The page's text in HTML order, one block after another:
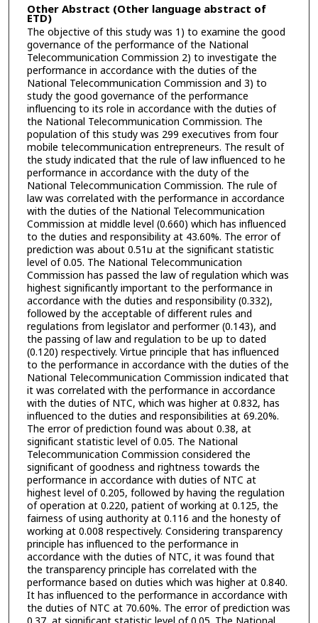
Other Abstract (Other language abstract of
ETD)
The objective of this study was 1) to examine the good
governance of the performance of the National
Telecommunication Commission 2) to investigate the
performance in accordance with the duties of the
National Telecommunication Commission and 3) to
study the good governance of the performance
influencing to its role in accordance with the duties of
the National Telecommunication Commission. The
population of this study was 299 executives from four
mobile telecommunication entrepreneurs. The result of
the study indicated that the rule of law influenced to he
performance in accordance with the duty of the
National Telecommunication Commission. The rule of
law was correlated with the performance in accordance
with the duties of the National Telecommunication
Commission at middle level (0.660) which has influenced
to the duties and responsibility at 43.60%. The error of
prediction was about 0.51ม at the significant statistic
level of 0.05. The National Telecommunication
Commission has passed the law of regulation which was
highest significantly important to the performance in
accordance with the duties and responsibility (0.332),
followed by the acceptable of different rules and
regulations from legislator and performer (0.143), and
the passing of law and regulation to be up to dated
(0.120) respectively. Virtue principle that has influenced
to the performance in accordance with the duties of the
National Telecommunication Commission indicated that
it was correlated with the performance in accordance
with the duties of NTC, which was higher at 0.832, has
influenced to the duties and responsibilities at 69.20%.
The error of prediction found was about 0.38, at
significant statistic level of 0.05. The National
Telecommunication Commission considered the
significant of goodness and rightness towards the
performance in accordance with duties of NTC at
highest level of 0.205, followed by having the regulation
of operation at 0.220, patient of working at 0.125, the
fairness of using authority at 0.116 and the honesty of
working at 0.008 respectively. Considering transparency
principle has influenced to the performance in
accordance with the duties of NTC, it was found that
the transparency principle has correlated with the
performance based on duties which was higher at 0.840.
It has influenced to the performance in accordance with
the duties of NTC at 70.60%. The error of prediction was